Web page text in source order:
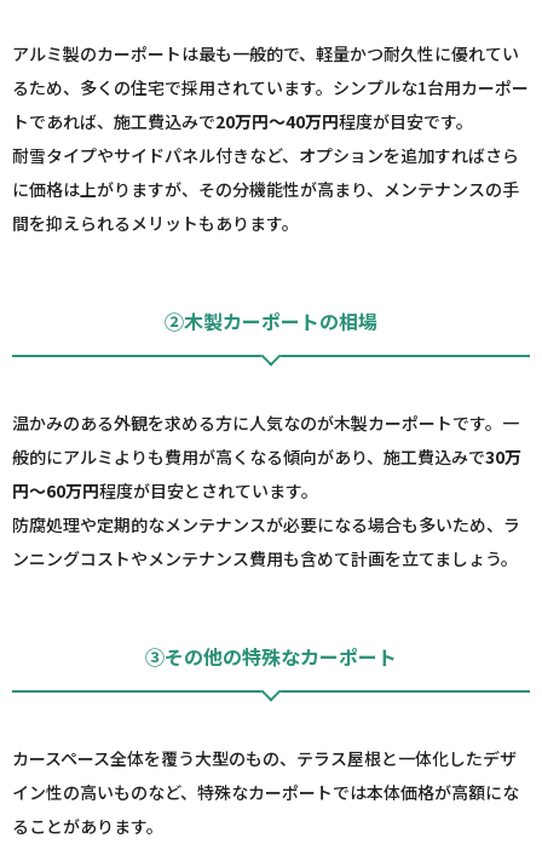
アルミ製のカーポートは最も一般的で、軽量かつ耐久性に優れてい
るため、多くの住宅で採用されています。シンプルな1台用カーポー
トであれば、施工費込みで20万円～40万円程度が目安です。
耐雪タイプやサイドパネル付きなど、オプションを追加すればさら
に価格は上がりますが、その分機能性が高まり、メンテナンスの手
間を抑えられるメリットもあります。
②木製カーポートの相場
温かみのある外観を求める方に人気なのが木製カーポートです。一
般的にアルミよりも費用が高くなる傾向があり、施工費込みで30万
円～60万円程度が目安とされています。
防腐処理や定期的なメンテナンスが必要になる場合も多いため、ラ
ンニングコストやメンテナンス費用も含めて計画を立てましょう。
③その他の特殊なカーポート
カースペース全体を覆う大型のもの、テラス屋根と一体化したデザ
イン性の高いものなど、特殊なカーポートでは本体価格が高額にな
ることがあります。